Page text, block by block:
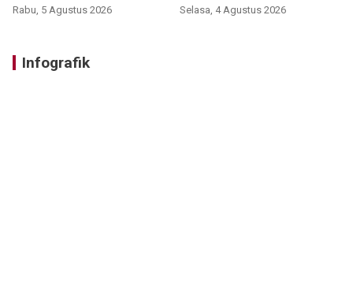
Rabu, 5 Agustus 2026 Selasa, 4 Agustus 2026
Infografik